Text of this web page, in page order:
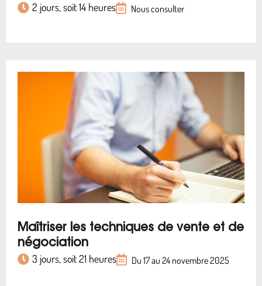
2 jours, soit 14 heures Nous consulter
Maîtriser les techniques de vente et de
négociation
3 jours, soit 21 heures Du 17 au 24 novembre 2025